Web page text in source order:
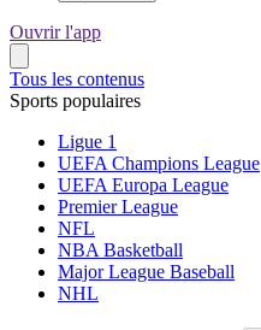
Ouvrir l'app
Tous les contenus
Sports populaires
Ligue 1
UEFA Champions League
UEFA Europa League
Premier League
NFL
NBA Basketball
Major League Baseball
NHL